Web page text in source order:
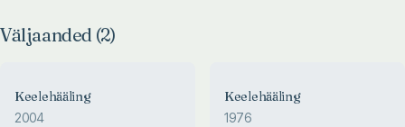
Väljaanded (2)
Keelehääling
2004
Keelehääling
1976